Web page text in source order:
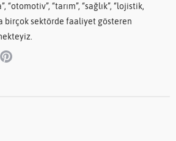
“otomotiv”, “tarım”, “sağlık”, “lojistik,
birçok sektörde faaliyet gösteren